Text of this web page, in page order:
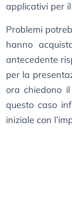
applicativi per
Problemi
hanno
antecedente
per la
ora chiedono
questo caso
iniziale con